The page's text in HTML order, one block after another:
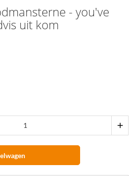
- you've
uit kom
add